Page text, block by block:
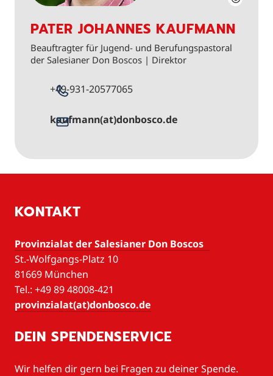
PATER JOHANNES KAUFMANN
Beauftragter für Jugend- und Berufungspastoral
der Salesianer Don Boscos | Direktor
+49-931-20577065
kaufmann(at)donbosco.de
KONTAKT
Provinzialat der Salesianer Don Boscos
St.-Wolfgangs-Platz 10
81669 München
Tel.: +49 89 48008-421
provinzialat(at)donbosco.de
DEIN SPENDENSERVICE
Wir helfen dir gern bei Fragen zu deiner Spende.